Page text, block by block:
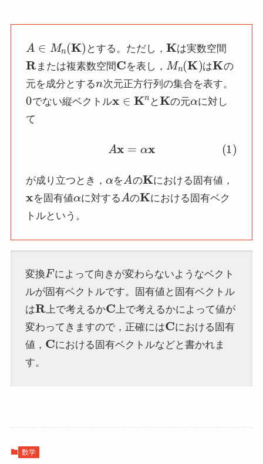
A Mn( K)
とする。ただし，
K
は実数空間
R
または複素数空間
C
を表し，
Mn (K)
は
K
の
元を成分とする
次元正方行列の集合を表す。
0
でない縦ベクトル
Kn
と
K
の元
に対し
て
(1)A =αx
が成り立つとき， を
A
の
K
における固有値，
を固有値 に対する
A
の
K
における固有ベク
トルという。
変換
F
によって向きが変わらないようなベクト
ルが固有ベクトルです。固有値と固有ベクトル
は
R
上で考えるか
C
上で考えるかによって値が
変わってきますので，正確には
C
における固有
値，
C
における固有ベクトルなどと書かれま
す。
数学